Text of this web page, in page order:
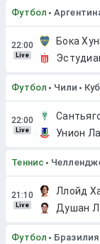
Футбол
Live
Бока
Футбол Чили
Live
Унион
Теннис
Live
Ллойд
Душан
Футбол Бразилия